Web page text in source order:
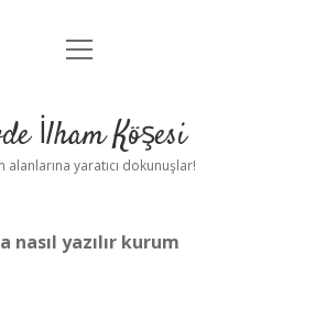
Anasayfa
Yasal Uyarı
menüyü
İlham Köşesi
alanlarına yaratıcı dokunuşlar!
nasıl yazılır kurum